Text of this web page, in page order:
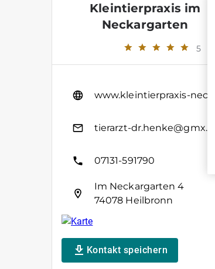
Kleintierpraxis im
Neckargarten
5
tierarzt-dr.henke@gmx.de
07131-591790
Im Neckargarten 4
74078 Heilbronn
Kontakt speichern